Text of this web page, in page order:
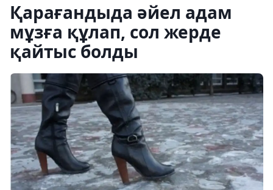
Қарағандыда әйел адам
мұзға құлап, сол жерде
қайтыс болды